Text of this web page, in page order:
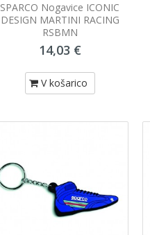
SPARCO Nogavice ICONIC
DESIGN MARTINI RACING
RSBMN
14,03 €
V košarico